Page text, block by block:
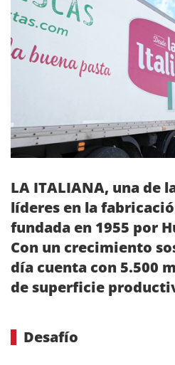
LA ITALIANA, una de
líderes en la
fundada en 1955 por
Con un crecimiento
día cuenta con 5.500
de superficie
Desafío